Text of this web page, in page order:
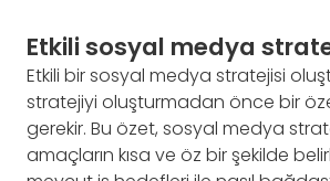
Etkili sosyal medya
Etkili bir sosyal medya stratejisi
stratejiyi oluşturmadan önce bir
gerekir. Bu özet, sosyal medya
amaçların kısa ve öz bir şekilde